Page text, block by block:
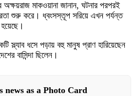
অক্ষয়রাজ মাকওয়ানা জানান, ঘটনার পরপরই
শুরু করে। ধ্বংসস্তূপ সরিয়ে এখন পর্যন্ত
স্ল্যাব ধসে পড়ায় বহু মানুষ প্রাণ হারিয়েছেন
বাসিন্দা ছিলেন।
news as a Photo Card